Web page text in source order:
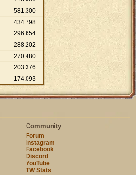
581.300
434.798
296.654
288.202
270.480
203.376
174.093
Community
Forum
Instagram
Facebook
Discord
YouTube
TW Stats